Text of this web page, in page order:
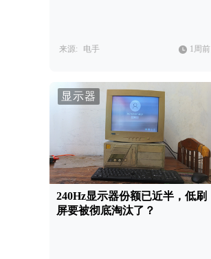
来源: 电手 1周前
显示器
240Hz显示器份额已近半，低刷
屏要被彻底淘汰了？